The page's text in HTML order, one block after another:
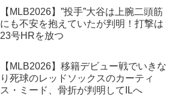
【MLB2026】”投手”大谷は上腕二頭筋
にも不安を抱えていたが判明！打撃は
23号HRを放つ
【MLB2026】移籍デビュー戦でいきな
り死球のレッドソックスのカーティ
ス・ミード、骨折が判明してILへ